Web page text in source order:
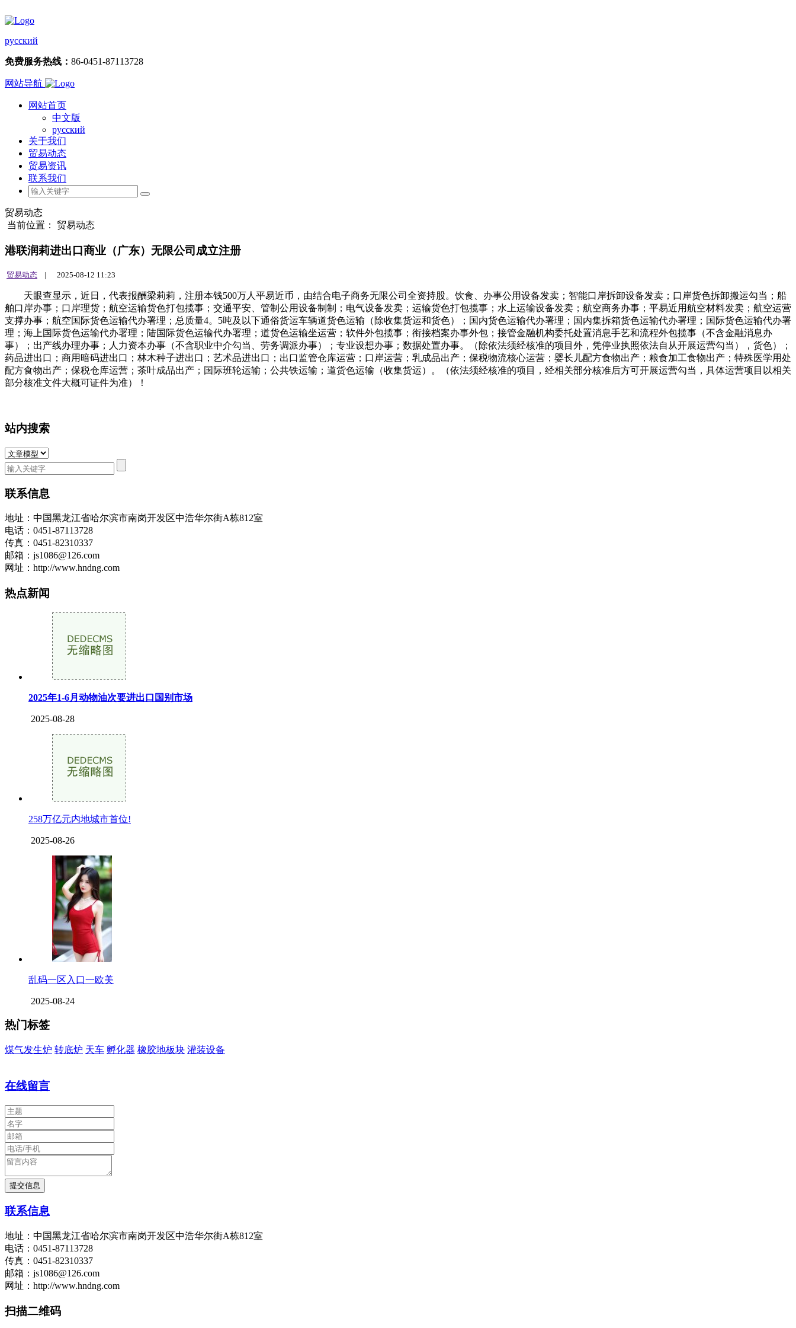
русский
免费服务热线： 86-0451-87113728
网站导航
网站首页
中文版
русский
关于我们
贸易动态
贸易资讯
联系我们
贸易动态
当前位置： 贸易动态
港联润莉进出口商业（广东）无限公司成立注册
贸易动态 | 2025-08-12 11:23
天眼查显示，近日，代表报酬梁莉莉，注册本钱500万人平易近币，由结合电子商务无限公司全资持股。饮食、办事公用设备发卖；智能口岸拆卸设备发卖；口岸货色拆卸搬运勾当；船
舶口岸办事；口岸理货；航空运输货色打包揽事；交通平安、管制公用设备制制；电气设备发卖；运输货色打包揽事；水上运输设备发卖；航空商务办事；平易近用航空材料发卖；航空运营
支撑办事；航空国际货色运输代办署理；总质量4。5吨及以下通俗货运车辆道货色运输（除收集货运和货色）；国内货色运输代办署理；国内集拆箱货色运输代办署理；国际货色运输代办署
理；海上国际货色运输代办署理；陆国际货色运输代办署理；道货色运输坐运营；软件外包揽事；衔接档案办事外包；接管金融机构委托处置消息手艺和流程外包揽事（不含金融消息办
事）；出产线办理办事；人力资本办事（不含职业中介勾当、劳务调派办事）；专业设想办事；数据处置办事。（除依法须经核准的项目外，凭停业执照依法自从开展运营勾当），货色）；
药品进出口；商用暗码进出口；林木种子进出口；艺术品进出口；出口监管仓库运营；口岸运营；乳成品出产；保税物流核心运营；婴长儿配方食物出产；粮食加工食物出产；特殊医学用处
配方食物出产；保税仓库运营；茶叶成品出产；国际班轮运输；公共铁运输；道货色运输（收集货运）。（依法须经核准的项目，经相关部分核准后方可开展运营勾当，具体运营项目以相关
部分核准文件大概可证件为准）！
站内搜索
联系信息
地址：中国黑龙江省哈尔滨市南岗开发区中浩华尔街A栋812室
电话：0451-87113728
传真：0451-82310337
邮箱：js1086@126.com
网址：http://www.hndng.com
热点新闻
2025年1-6月动物油次要进出口国别市场
2025-08-28
258万亿元内地城市首位!
2025-08-26
乱码一区入口一欧美
2025-08-24
热门标签
煤气发生炉 转底炉 天车 孵化器 橡胶地板块 灌装设备
在线留言
联系信息
地址：中国黑龙江省哈尔滨市南岗开发区中浩华尔街A栋812室
电话：0451-87113728
传真：0451-82310337
邮箱：js1086@126.com
网址：http://www.hndng.com
扫描二维码